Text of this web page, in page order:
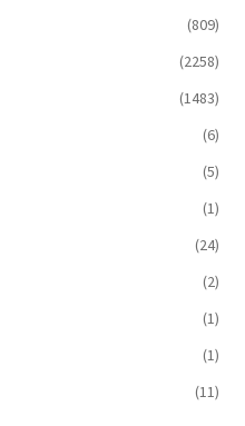
(809)
(2258)
(1483)
(6)
(5)
(1)
(24)
(2)
(1)
(1)
(11)